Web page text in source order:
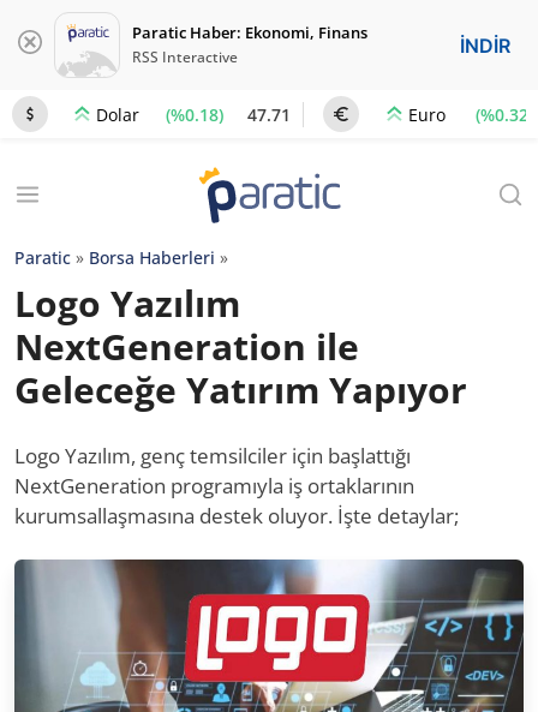
Paratic Haber: Ekonomi, Finans
RSS Interactive İNDİR
Dolar (%0.18) 47.71 Euro (%0.32)
Paratic » Borsa Haberleri »
Logo Yazılım
NextGeneration ile
Geleceğe Yatırım Yapıyor
Logo Yazılım, genç temsilciler için başlattığı
NextGeneration programıyla iş ortaklarının
kurumsallaşmasına destek oluyor. İşte detaylar;